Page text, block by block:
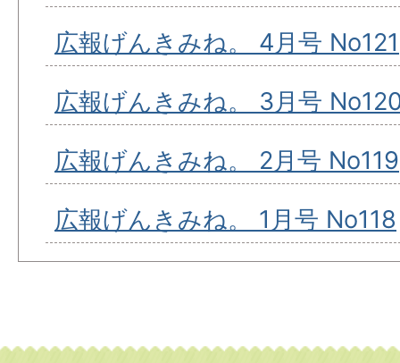
広報げんきみね。 4月号 No121
広報げんきみね。 3月号
広報げんきみね。 2月号 No119
広報げんきみね。 1月号 No118